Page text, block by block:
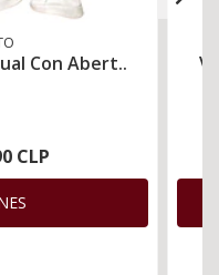
Con Abert..
CLP